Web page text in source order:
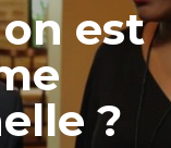
est
?